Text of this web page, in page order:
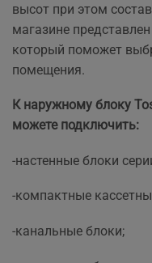
высот при этом
магазине
который поможет
помещения.
К наружному блоку
можете подключить:
-настенные блоки
-компактные
-канальные блоки;